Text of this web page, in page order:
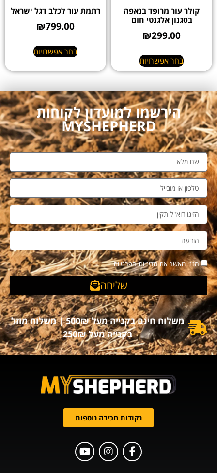
קולר עור מרופד בנאפה
בסגנון אלגנטי חום
₪299.00
בחר אפשרויות
רתמת עור לכלב דגל ישראל
₪799.00
בחר אפשרויות
הירשמו למועדון לקוחות
MYSHEPHERD
הנני מאשר את מדיניות הפרטיות
שליחה
משלוח חינם בקנייה מעל 500₪ | משלוח מוזל
בקנייה מעל 250₪
נקודות מכירה נוספות